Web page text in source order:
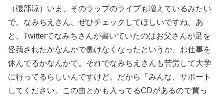
（磯部涼）いま、そのラップのライブも増えているみたい
で。なみちえさん、ぜひチェックしてほしいですね。あ
と、Twitterでなみちさんが書いていたのはお父さんが足を
怪我されたかなんかで働けなくなったというか、お仕事を
休んでるかなんかで。それでなみちえさんも苦労して大学
に行ってるらしいんですけど。だから「みんな、サポート
してください。この曲とかも入ってるCDがあるので買っ